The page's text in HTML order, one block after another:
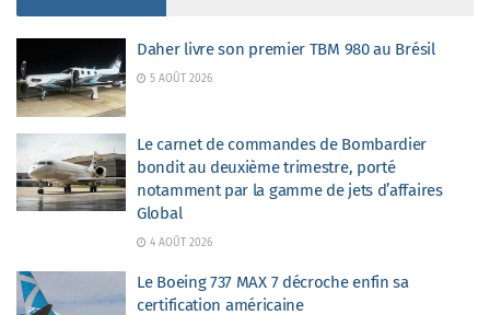
Daher livre son premier TBM 980 au Brésil
5 AOÛT 2026
Le carnet de commandes de Bombardier
bondit au deuxième trimestre, porté
notamment par la gamme de jets d’affaires
Global
4 AOÛT 2026
Le Boeing 737 MAX 7 décroche enfin sa
certification américaine